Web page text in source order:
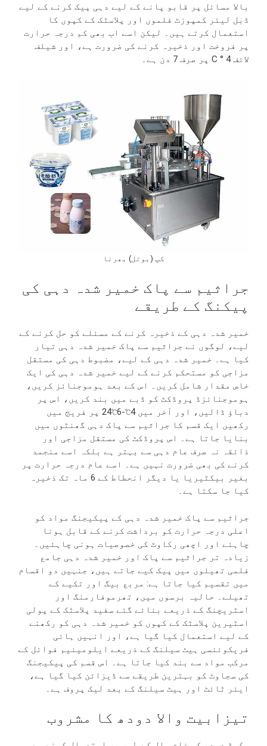
بالا مسائل پر قابو پانے کے لیے دہی پیک کرنے کے لیے
ڈبل لیئر کمپوزٹ فلموں اور پلاسٹک کے کپوں کا
استعمال کرتے ہیں۔ لیکن اسے اب بھی کم درجہ حرارت
پر فروخت اور ذخیرہ کرنے کی ضرورت ہے، اور شیلف
لائف 4 ° C پر صرف 7 دن ہے۔
کپ (بوتل) بھرنا
جراثیم سے پاک خمیر شدہ دہی کی
پیکنگ کے طریقے
خمیر شدہ دہی کے ذخیرہ کرنے کے مسئلے کو حل کرنے کے
لیے، لوگوں نے جراثیم سے پاک خمیر شدہ دہی تیار
کیا ہے۔ خمیر شدہ دہی کے لیے، مضبوط دہی کی مستقل
مزاجی کو مستحکم کرنے کے لیے خمیر شدہ دہی کی ایک
خاص مقدار شامل کریں۔ اس کے بعد ہوموجنائز کریں،
ہوموجنائزڈ پروڈکٹ کو ڈبے میں بند کریں، اس پر
دباؤ ڈالیں، اور آخر میں 4℃-6℃24 پر فریج میں
رکھیں ایک قسم کا جراثیم سے پاک دہی گھنٹوں میں
بنایا جاتا ہے۔ اس پروڈکٹ کی مستقل مزاجی اور
ذائقہ نہ صرف عام دہی سے بہتر ہے بلکہ اسے منجمد
کرنے کی بھی ضرورت نہیں ہے۔ اسے عام درجہ حرارت پر
بغیر بیکٹیریا یا دیگر انحطاط کے 6 ماہ تک ذخیرہ
کیا جا سکتا ہے۔
جراثیم سے پاک خمیر شدہ دہی کے پیکیجنگ مواد کو
اعلی درجہ حرارت کو برداشت کرنے کے قابل ہونا
چاہئے اور اچھی رکاوٹ کی خصوصیات ہونی چاہئیں۔
زیادہ تر جراثیم سے پاک اور خمیر شدہ دہی جامع
فلمی تھیلوں میں پیک کیے جاتے ہیں، جنہیں دو اقسام
میں تقسیم کیا جاتا ہے: مربع بیگ اور تکیے کے
تھیلے۔ حالیہ برسوں میں، تھرموفارمنگ اور
اسٹریچنگ کے ذریعے بنائے گئے سفید پلاسٹک کے پولی
اسٹیرین پلاسٹک کے کپوں کو خمیر شدہ دہی کو رکھنے
کے لیے استعمال کیا گیا ہے، اور انہیں ہائی
فریکوئنسی ہیٹ سیلنگ کے ذریعے ایلومینیم فوائل کے
مرکب مواد سے بند کیا جاتا ہے۔ اس قسم کی پیکیجنگ
کی سجاوٹ کو بہترین طریقے سے ڈیزائن کیا گیا ہے،
ایئر ٹائٹ اور ہیٹ سیلنگ کے بعد لیک پروف ہے۔
تیزابیت والا دودھ کا مشروب